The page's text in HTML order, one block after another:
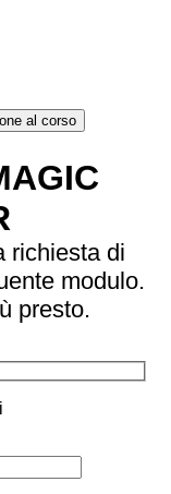
al corso
richiesta di
modulo.
presto.